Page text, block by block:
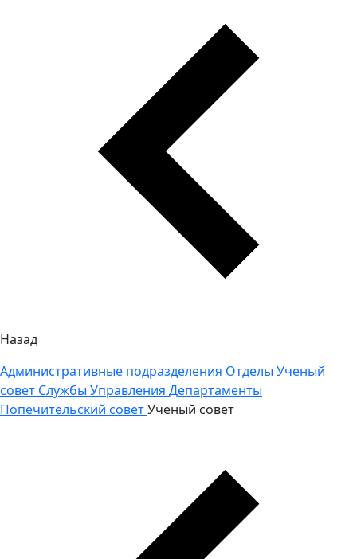
Назад
Административные подразделения Отделы Ученый
совет Службы Управления Департаменты
Попечительский советУченый совет